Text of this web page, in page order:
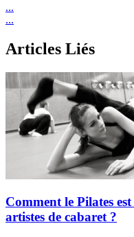
...
...
Articles Liés
Comment le Pilates
artistes de cabaret ?